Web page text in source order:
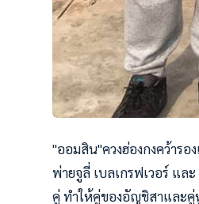
"ออมสิน"ควงฮ่องกงคว้าร
พ่ายจูลี่ เบลเกรฟเวอร์ แล
คู่ ทำให้คู่ของอัญชิสาและคู่